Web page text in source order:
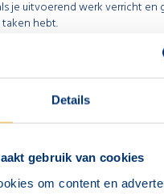
Details
gebruik van cookies
om content en
je uitvoerend werk verricht en
hebt.
wanneer je als ZZP’er
dan bij je
certificaat verplicht is voor
BOEKEN EN